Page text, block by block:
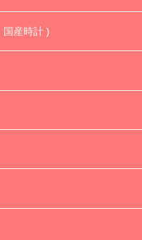
国産時計 )